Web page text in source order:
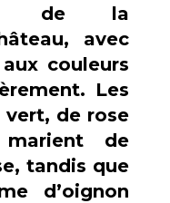
de la
avec
couleurs
Les
vert, de rose
de
tandis que
d’oignon